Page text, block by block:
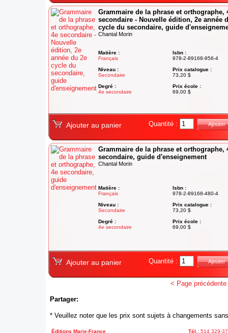
Grammaire de la phrase et orthographe,
secondaire - Nouvelle édition, 2e année
cycle du secondaire, guide
Chantal Morin
Matière :
Français
Niveau :
Secondaire
Degré :
4e secondaire
Isbn :
978-2-89168-956-4
Prix catalogue :
73,20 $
Prix école :
69,00 $
Ajouter au panier Quantité : Ajouter
Grammaire de la phrase et orthographe,
secondaire, guide d'enseignement
Chantal Morin
Matière :
Français
Niveau :
Secondaire
Degré :
4e secondaire
Isbn :
978-2-89168-480-4
Prix catalogue :
73,20 $
Prix école :
69,00 $
Ajouter au panier Quantité : Ajouter
< Page précédente
Partager:
* Veuillez noter que les prix sont sujets à changements
Éditions Marie-France Tél.: 514 329-